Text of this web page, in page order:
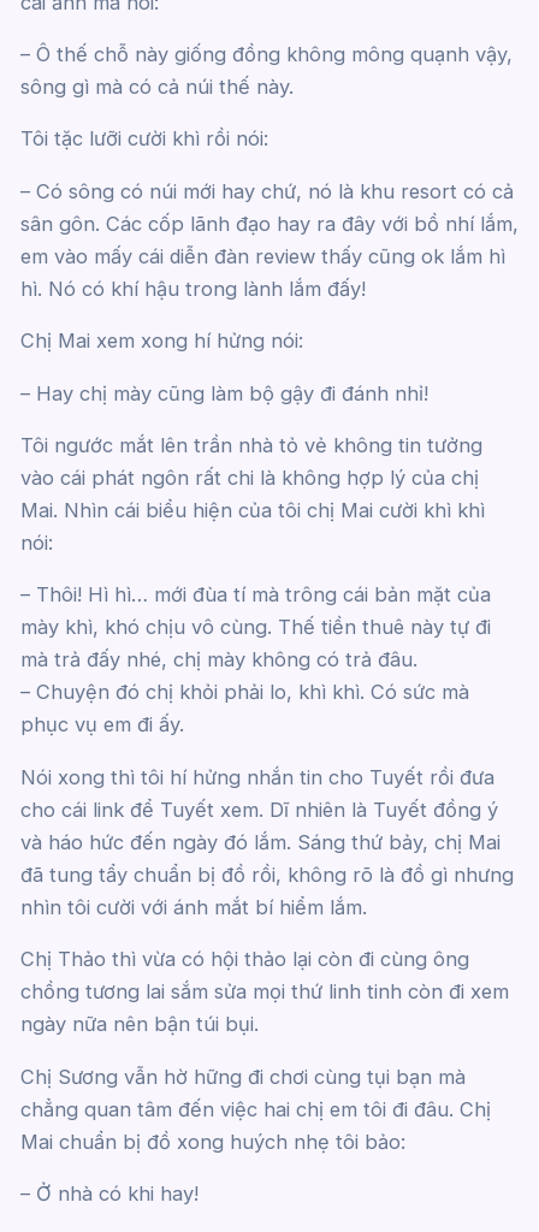
– Ô thế chỗ này giống đồng không mông quạnh vậy,
sông gì mà có cả núi thế này.
Tôi tặc lưỡi cười khì rồi nói:
– Có sông có núi mới hay chứ, nó là khu resort có cả
sân gôn. Các cốp lãnh đạo hay ra đây với bồ nhí lắm,
em vào mấy cái diễn đàn review thấy cũng ok lắm hì
hì. Nó có khí hậu trong lành lắm đấy!
Chị Mai xem xong hí hửng nói:
– Hay chị mày cũng làm bộ gậy đi đánh nhỉ!
Tôi ngước mắt lên trần nhà tỏ vẻ không tin tưởng
vào cái phát ngôn rất chi là không hợp lý của chị
Mai. Nhìn cái biểu hiện của tôi chị Mai cười khì khì
nói:
– Thôi! Hì hì… mới đùa tí mà trông cái bản mặt của
mày khì, khó chịu vô cùng. Thế tiền thuê này tự đi
mà trả đấy nhé, chị mày không có trả đâu.
– Chuyện đó chị khỏi phải lo, khì khì. Có sức mà
phục vụ em đi ấy.
Nói xong thì tôi hí hửng nhắn tin cho Tuyết rồi đưa
cho cái link để Tuyết xem. Dĩ nhiên là Tuyết đồng ý
và háo hức đến ngày đó lắm. Sáng thứ bảy, chị Mai
đã tung tẩy chuẩn bị đồ rồi, không rõ là đồ gì nhưng
nhìn tôi cười với ánh mắt bí hiểm lắm.
Chị Thảo thì vừa có hội thảo lại còn đi cùng ông
chồng tương lai sắm sửa mọi thứ linh tinh còn đi xem
ngày nữa nên bận túi bụi.
Chị Sương vẫn hờ hững đi chơi cùng tụi bạn mà
chẳng quan tâm đến việc hai chị em tôi đi đâu. Chị
Mai chuẩn bị đồ xong huých nhẹ tôi bảo:
– Ở nhà có khi hay!